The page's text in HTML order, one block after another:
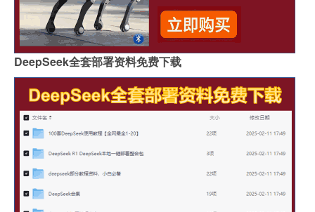
DeepSeek全套部署资料免费下载